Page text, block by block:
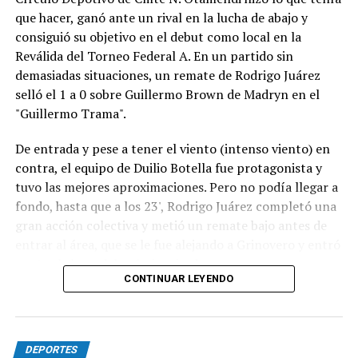
séptimo.
Poco después los comisarios deportivos abrieron una
investigación por un posible arranque en falso de
Ciarrocchi y finalmente le aplicaron una penalización de
pase y siga por boxes.
La sanción cambió el desarrollo de la final: cuando
Ciarrocchi ingresó a cumplirla, Ponce de León heredó la
punta, con Vivian segundo y Morillo tercero. En los
minutos finales, Vivian recuperó terreno y arribó a la
última vuelta prácticamente pegado al vehículo del
En una definición ajustada, Ponce de León aguantó la
presión en los metros finales y cruzó primero la bandera
a cuadros, adjudicándose la sexta final del año.
que hacer, ganó ante un rival en la lucha de abajo y
consiguió su objetivo en el debut como local en la
Reválida del Torneo Federal A. En un partido sin
demasiadas situaciones, un remate de Rodrigo Juárez
selló el 1 a 0 sobre Guillermo Brown de Madryn en el
"Guillermo Trama".
De entrada y pese a tener el viento (intenso viento) en
contra, el equipo de Duilio Botella fue protagonista y
tuvo las mejores aproximaciones. Pero no podía llegar a
fondo, hasta que a los 23', Rodrigo Juárez completó una
gran acción colectiva y metió un remate bajo antes de
contra la base del caño izquierdo.
no se acercaba al área de Pedro Fernández y, parecía,
que si el local acertaba en alguna contra podía lastimar.
CONTINUAR LEYENDO
DEPORTES